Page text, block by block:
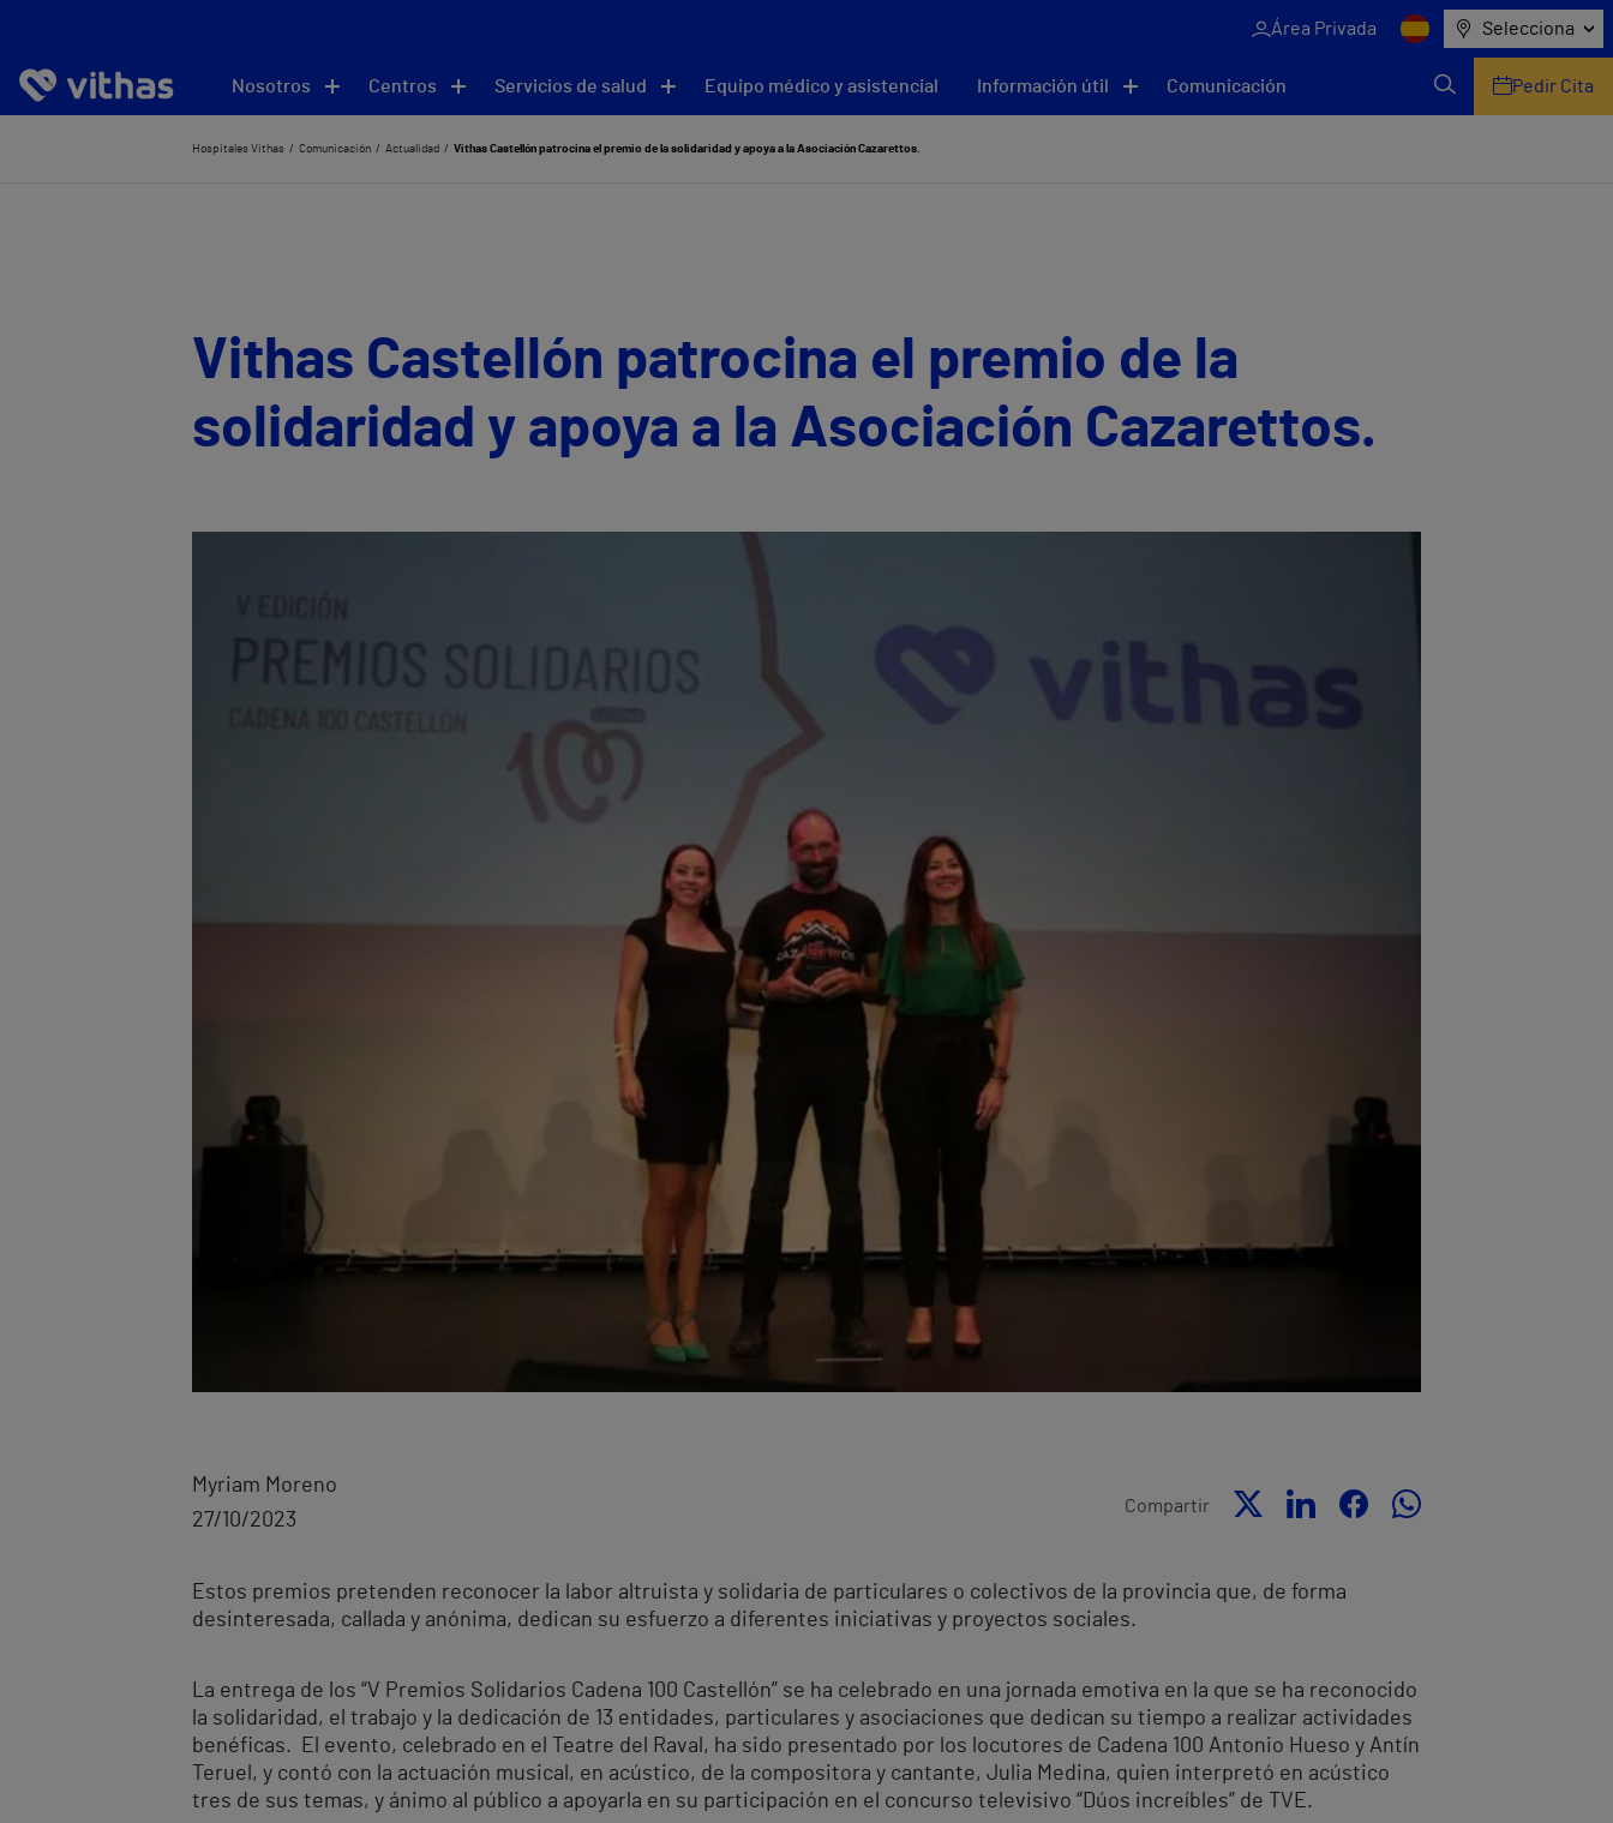
Área Privada Selecciona
Nosotros Centros Servicios de salud Equipo médico y asistencial Información útil Comunicación Pedir Cita
Hospitales Vithas Comunicación Actualidad Vithas Castellón patrocina el premio de la solidaridad y apoya a la Asociación Cazarettos.
Vithas Castellón patrocina el premio de la
solidaridad y apoya a la Asociación Cazarettos.
Myriam Moreno
27/10/2023
Compartir
Estos premios pretenden reconocer la labor altruista y solidaria de particulares o colectivos de la provincia que, de forma
desinteresada, callada y anónima, dedican su esfuerzo a diferentes iniciativas y proyectos sociales.
La entrega de los “V Premios Solidarios Cadena 100 Castellón” se ha celebrado en una jornada emotiva en la que se ha reconocido
la solidaridad, el trabajo y la dedicación de 13 entidades, particulares y asociaciones que dedican su tiempo a realizar actividades
benéficas. El evento, celebrado en el Teatre del Raval, ha sido presentado por los locutores de Cadena 100 Antonio Hueso y Antín
Teruel, y contó con la actuación musical, en acústico, de la compositora y cantante, Julia Medina, quien interpretó en acústico
tres de sus temas, y ánimo al público a apoyarla en su participación en el concurso televisivo “Dúos increíbles” de TVE.